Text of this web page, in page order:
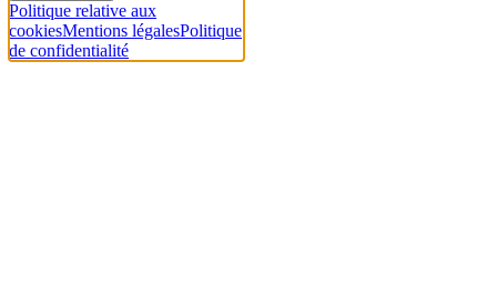
Politique relative aux
cookiesMentions légalesPolitique
de confidentialité